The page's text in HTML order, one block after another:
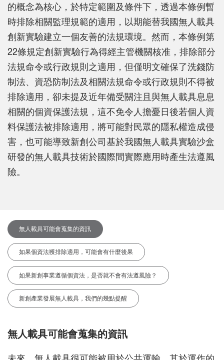
的概念為核心，於特定範圍及條件下，透過本條例暫
時排除相關監理規範的適用，以期能替我國無人載具
創新實驗建立一個友善的法規環境。然而，本條例第
22條規定創新實驗行為得經主管機關核准，排除部分
法規命令或行政規則之適用，但僅明文確保了洗錢防
制法、資恐防制法及相關法規命令或行政規則不得被
排除適用，卻未提及近年備受關注且與無人載具息息
相關的個資保護法規，這不免令人擔憂日後若個人資
料保護法被排除適用，將可能對民眾的隱私權造成侵
害，也可能導致新創公司基於我國無人載具實驗沙盒
研發的無人載具技術於國際間實際應用時產生法遵風
險。
無人載具可能會蒐集的資訊
如果個資法獲排除適用，可能會有什麼後果
如果新創事業遵循個資法，是否就不會有法遵風險？
新創產業發展無人載具，我們的幾點提醒
無人載具可能會蒐集的資訊